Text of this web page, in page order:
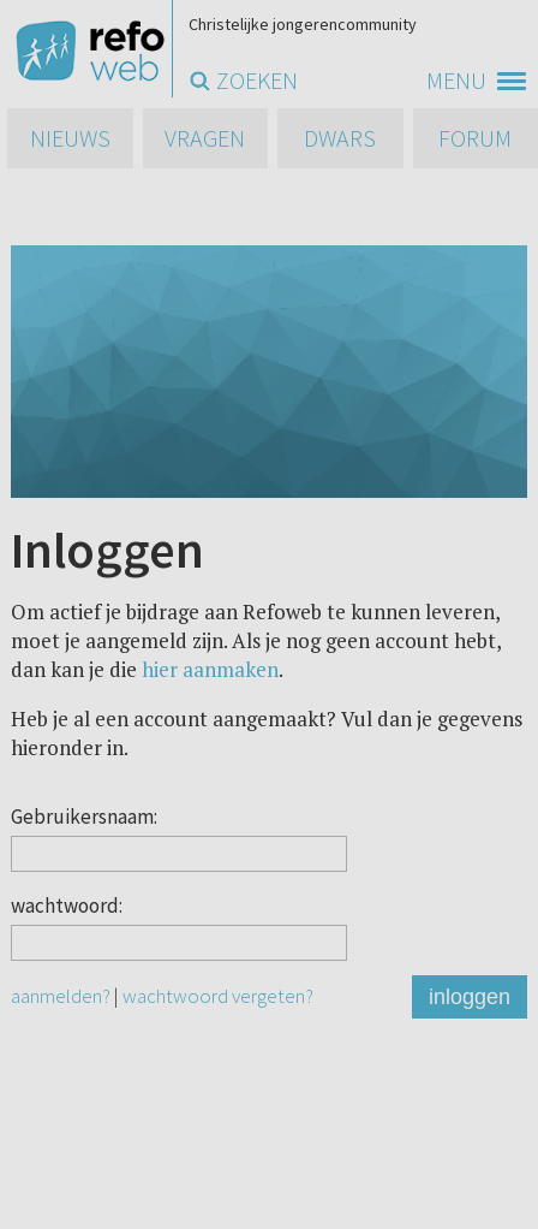
MENU
Christelijke jongerencommunity
ZOEKEN
NIEUWS
VRAGEN DWARS FORUM
Inloggen
Om actief je bijdrage aan Refoweb te kunnen leveren,
moet je aangemeld zijn. Als je nog geen account hebt,
dan kan je die hier aanmaken.
Heb je al een account aangemaakt? Vul dan je gegevens
hieronder in.
Gebruikersnaam:
wachtwoord:
aanmelden? | wachtwoord vergeten? inloggen